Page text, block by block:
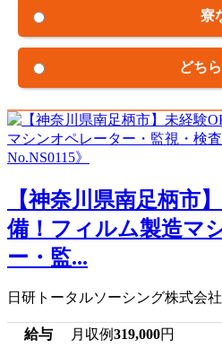
寮
どち
【神奈川県南足柄市
備！フィルム製造マ
ー・監...
日研トータルソーシング株式会社
給与 月収例319,000円